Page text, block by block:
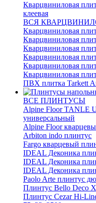
Кварцвиниловая
клеевая
ВСЯ
Кварцвиниловая
Кварцвиниловая
Кварцвиниловая
Кварцвиниловая
Кварцвиниловая
Кварцвиниловая
ПВХ плитка Tarkett
ВСЕ ПЛИНТУСЫ
Alpine Floor TANLE
универсальный
Alpine Floor
Arbiton indo плинтус
Fargo кварцевый
IDEAL Деконика
IDEAL Деконика
IDEAL Деконика
Paolo Arte плинтус
Плинтус Bello Deco
Плинтус Cezar Hi-